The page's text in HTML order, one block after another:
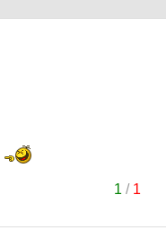
1 / 1